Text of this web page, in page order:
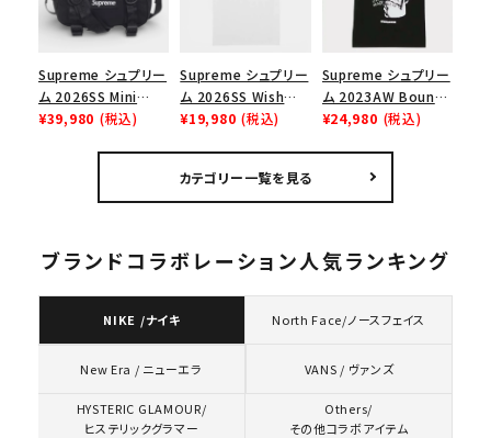
Supreme シュプリー
ム 2026SS Mini
Duffle Bag ミニダッ
¥39,980 (税込)
Supreme シュプリー
ム 2026SS Wish
Tee ウィッシュTシ
¥19,980 (税込)
Supreme シュプリー
ム 2023AW Bounty
Hunter Skulls Tee
¥24,980 (税込)
カテゴリー一覧を見る
ブランドコラボレーション人気ランキング
NIKE /ナイキ North Face/ノースフェイス
New Era / ニューエラ VANS / ヴァンズ
HYSTERIC GLAMOUR/
ヒステリックグラマー
Others/
その他コラボアイテム